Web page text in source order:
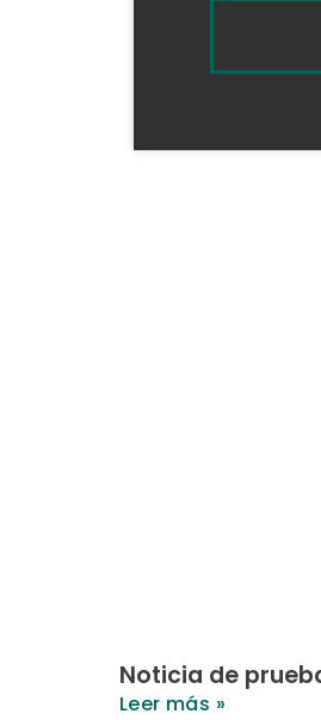
Noticia de
Leer más »